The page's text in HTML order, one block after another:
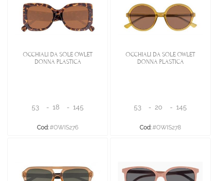
OCCHIALI DA SOLE OWLET
DONNA PLASTICA
53 - 18 - 145
Cod:#OWIS276
OCCHIALI DA SOLE OWLET
DONNA PLASTICA
53 - 20 - 145
Cod:#OWIS278